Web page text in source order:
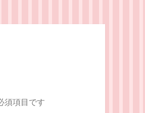
須項目です